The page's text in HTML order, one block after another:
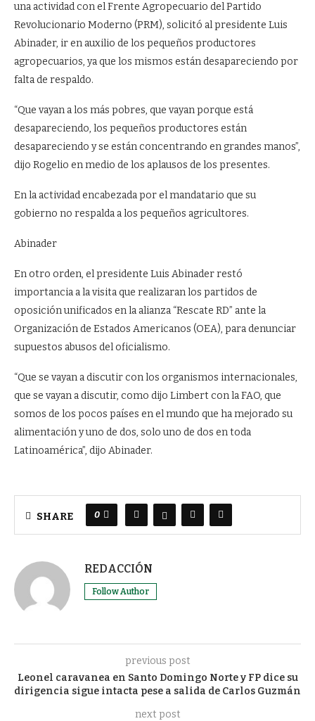
una actividad con el Frente Agropecuario del Partido
Revolucionario Moderno (PRM), solicitó al presidente Luis
Abinader, ir en auxilio de los pequeños productores
agropecuarios, ya que los mismos están desapareciendo por
falta de respaldo.
“Que vayan a los más pobres, que vayan porque está
desapareciendo, los pequeños productores están
desapareciendo y se están concentrando en grandes manos”,
dijo Rogelio en medio de los aplausos de los presentes.
En la actividad encabezada por el mandatario que su
gobierno no respalda a los pequeños agricultores.
Abinader
En otro orden, el presidente Luis Abinader restó
importancia a la visita que realizaran los partidos de
oposición unificados en la alianza “Rescate RD” ante la
Organización de Estados Americanos (OEA), para denunciar
supuestos abusos del oficialismo.
“Que se vayan a discutir con los organismos internacionales,
que se vayan a discutir, como dijo Limbert con la FAO, que
somos de los pocos países en el mundo que ha mejorado su
alimentación y uno de dos, solo uno de dos en toda
Latinoamérica”, dijo Abinader.
SHARE 0
REDACCIÓN
Follow Author
previous post
Leonel caravanea en Santo Domingo Norte y FP dice su
dirigencia sigue intacta pese a salida de Carlos Guzmán
next post